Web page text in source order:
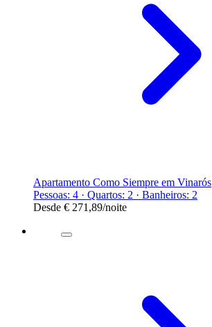
Apartamento Como Siempre em Vinarós
Pessoas: 4 · Quartos: 2 · Banheiros: 2
Desde € 271,89/noite